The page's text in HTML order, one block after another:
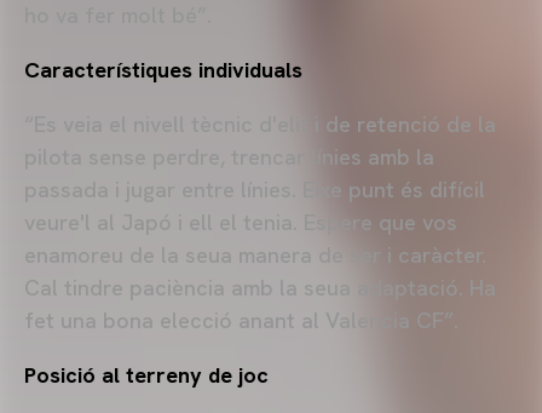
Característiques individuals
“Es veia el nivell tècnic d'elit i de retenció de la
pilota sense perdre, trencar línies amb la
passada i jugar entre línies. Eixe punt és difícil
veure'l al Japó i ell el tenia. Espere que vos
enamoreu de la seua manera de ser i caràcter.
Cal tindre paciència amb la seua adaptació. Ha
fet una bona elecció anant al Valencia CF”.
Posició al terreny de joc